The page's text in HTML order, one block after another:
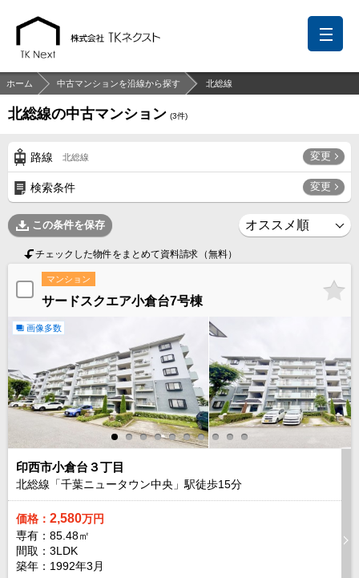
ホーム 中古マンションを沿線から探す 北総線
北総線の中古マンション (3件)
路線 北総線 変更
検索条件 変更
この条件を保存
チェックした物件をまとめて資料請求（無料）
マンション
サードスクエア小倉台7号棟
画像多数
印西市小倉台３丁目
北総線「千葉ニュータウン中央」駅徒歩15分
価格： 2,580万円
専有：85.48㎡
間取：3LDK
築年：1992年3月
中国語での対応も可能です
お問い合わせ
営業メールは固くお断りします
お知らせ
千葉本店 松戸支店 成田支店
神奈川支店
現地販売会情報
千葉本店 松戸支店 成田支店 木更津支店
東京支店
神奈川支店
沖縄支店
スタッフ紹介
千葉本店 松戸支店 成田支店 木更津支店
神奈川支店
沖縄支店
売却査定